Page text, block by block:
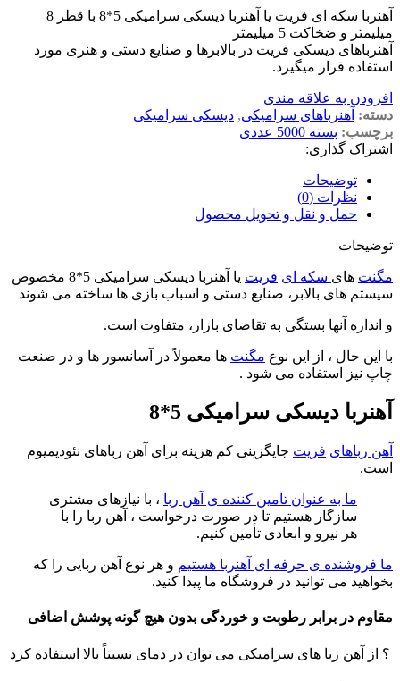
آهنربا سکه ای فریت یا آهنربا دیسکی سرامیکی 5*8 با قطر 8
میلیمتر و ضخاکت 5 میلیمتر
آهنرباهای دیسکی فریت در بالابرها و صنایع دستی و هنری مورد
استفاده قرار میگیرد.
افزودن به علاقه مندی
دسته: آهنرباهای سرامیکی, دیسکی سرامیکی
برچسب: بسته 5000 عددی
اشتراک گذاری:
توضیحات
نظرات (0)
حمل و نقل و تحویل محصول
توضیحات
مگنت های سکه ای فریت
یا آهنربا دیسکی سرامیکی 5*8 مخصوص
سیستم های بالابر، صنایع دستی و اسباب بازی ها ساخته می شوند
و اندازه آنها بستگی به تقاضای بازار، متفاوت است.
با این حال ، از این نوع مگنت ها معمولاً در آسانسور ها و در صنعت
چاپ نیز استفاده می شود .
آهنربا دیسکی سرامیکی 5*8
آهن رباهای فریت جایگزینی کم هزینه برای آهن رباهای نئودیمیوم
است.
ما به عنوان تامین کننده ی آهن ربا ، با نیازهای مشتری
سازگار هستیم تا در صورت درخواست ، آهن ربا را با
هر نیرو و ابعادی تأمین کنیم.
ما فروشنده ی حرفه ای آهنربا هستیم و هر نوع آهن ربایی را که
بخواهید می توانید در فروشگاه ما پیدا کنید.
مقاوم در برابر رطوبت و خوردگی بدون هیچ گونه پوشش اضافی
؟ از آهن ربا های سرامیکی می توان در دمای نسبتاً بالا استفاده کرد